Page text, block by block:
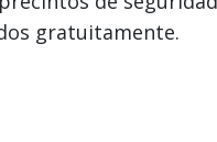
gratuitamente.